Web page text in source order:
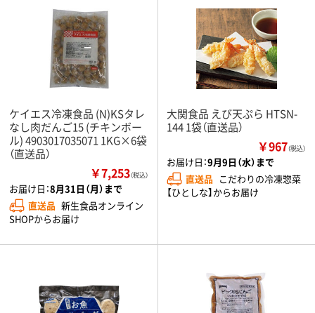
ケイエス冷凍食品 (N)KSタレ
なし肉だんご15 (チキンボー
ル) 4903017035071 1KG×6袋
（直送品）
￥7,253（税込）
お届け日：8月31日（月）まで
直送品 新生食品オンライン
SHOPからお届け
大関食品 えび天ぷら HTSN-
144 1袋（直送品）
￥967（税込）
お届け日：9月9日（水）まで
直送品 こだわりの冷凍惣菜
【ひとしな】からお届け